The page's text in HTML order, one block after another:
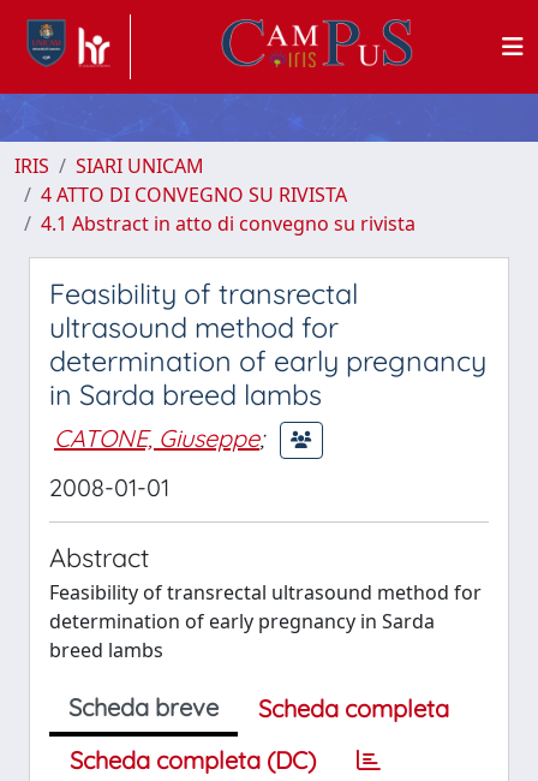
IRIS
SIARI UNICAM
4 ATTO DI CONVEGNO SU RIVISTA
4.1 Abstract in atto di convegno su rivista
Feasibility of transrectal
ultrasound method for
determination of early pregnancy
in Sarda breed lambs
CATONE, Giuseppe;
2008-01-01
Abstract
Feasibility of transrectal ultrasound method for
determination of early pregnancy in Sarda
breed lambs
Scheda breve
Scheda completa
Scheda completa (DC)